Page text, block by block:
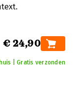
€ 24,90
| Gratis verzonden